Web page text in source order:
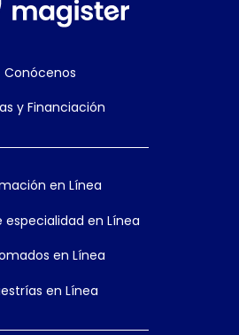
Conócenos
y Financiación
en Línea
especialidad en Línea
en Línea
en Línea